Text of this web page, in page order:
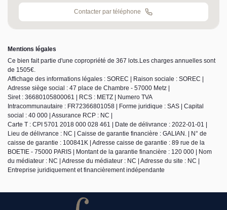
Contacter par téléphone
Mentions légales
Ce bien fait partie d'une copropriété de 367 lots.Les charges annuelles sont
de 1505€.
Affichage des informations légales : SOREC | Raison sociale : SOREC |
Adresse siège social : 47 place de Chambre - 57000 Metz |
Siret : 36680105800061 | RCS : METZ | Numero TVA
Intracommunautaire : FR72366801058 | Forme juridique : SAS | Capital
social : 40 000 | Assurance RCP : NC |
Carte T : CPI 5701 2018 000 028 461 | Date de délivrance : 2022-01-01 |
Lieu de délivrance : NC | Caisse de garantie financière : GALIAN. | N° de
caisse de garantie : 100841K | Adresse caisse de garantie : 89 rue de la
BOETIE - 75000 PARIS | Montant de la garantie financière : 120 000 | Nom
du médiateur : NC | Adresse du médiateur : NC | Adresse du site : NC |
Entreprise juridiquement et financièrement indépendante